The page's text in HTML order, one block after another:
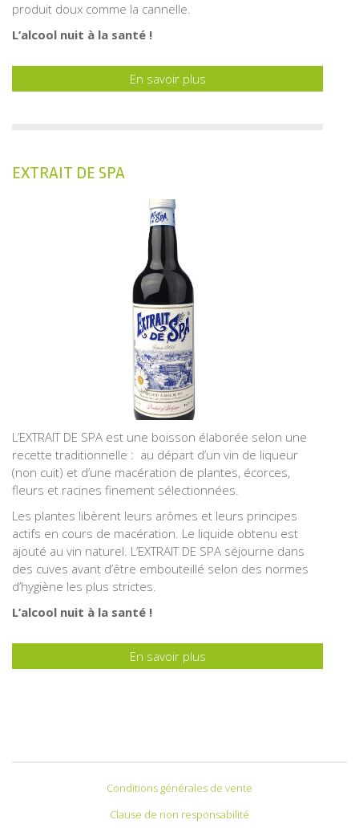
produit doux comme la cannelle.
L’alcool nuit à la santé !
En savoir plus
EXTRAIT DE SPA
L’EXTRAIT DE SPA est une boisson élaborée selon une
recette traditionnelle : au départ d’un vin de liqueur
(non cuit) et d’une macération de plantes, écorces,
fleurs et racines finement sélectionnées.
Les plantes libèrent leurs arômes et leurs principes
actifs en cours de macération. Le liquide obtenu est
ajouté au vin naturel. L’EXTRAIT DE SPA séjourne dans
des cuves avant d’être embouteillé selon des normes
d’hygiène les plus strictes.
L’alcool nuit à la santé !
En savoir plus
Conditions générales de vente
Clause de non responsabilité